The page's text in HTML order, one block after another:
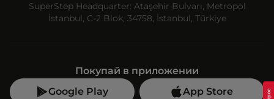
SuperStep Headquarter: Ataşehir Bulvarı, Metropol
İstanbul, C-2 Blok, 34758, İstanbul, Türkiye
Покупай в приложении
Google Play
App Store